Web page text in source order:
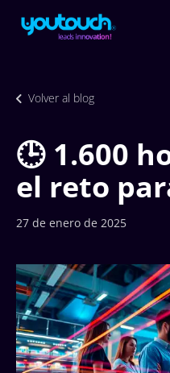
Volver al blog
🕒 1.600
el reto
27 de enero de 2025